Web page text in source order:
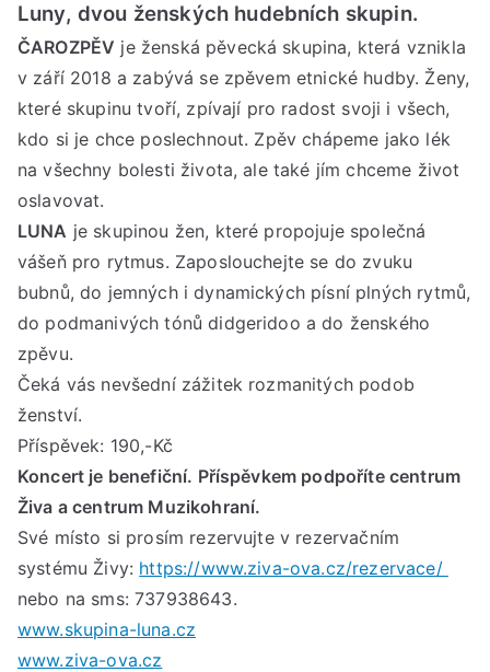
Luny, dvou ženských hudebních skupin.
ČAROZPĚV je ženská pěvecká skupina, která vznikla
v září 2018 a zabývá se zpěvem etnické hudby. Ženy,
které skupinu tvoří, zpívají pro radost svoji i všech,
kdo si je chce poslechnout. Zpěv chápeme jako lék
na všechny bolesti života, ale také jím chceme život
oslavovat.
LUNA je skupinou žen, které propojuje společná
vášeň pro rytmus. Zaposlouchejte se do zvuku
bubnů, do jemných i dynamických písní plných rytmů,
do podmanivých tónů didgeridoo a do ženského
zpěvu.
Čeká vás nevšední zážitek rozmanitých podob
ženství.
Příspěvek: 190,-Kč
Koncert je benefiční. Příspěvkem podpoříte centrum
Živa a centrum Muzikohraní.
Své místo si prosím rezervujte v rezervačním
systému Živy: https://www.ziva-ova.cz/rezervace/
nebo na sms: 737938643.
www.skupina-luna.cz
www.ziva-ova.cz